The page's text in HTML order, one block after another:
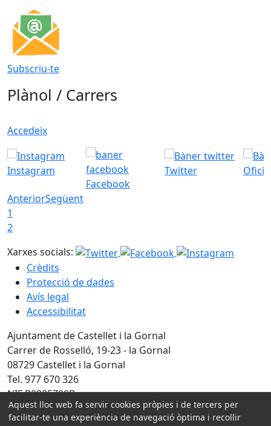
Subscriu-te
Plànol / Carrers
Accedeix
Instagram
Facebook
Twitter
AnteriorSegüent
1
2
Xarxes socials:
Crèdits
Protecció de dades
Avís legal
Accessibilitat
Ajuntament de Castellet i la Gornal
Carrer de Rosselló, 19-23 - la Gornal
08729 Castellet i la Gornal
Tel. 977 670 326
NIF P0805700B
Amb la col·laboració de:
Aquest lloc web fa servir cookies pròpies i de tercers per
facilitar-te una experiència de navegació òptima i recollir